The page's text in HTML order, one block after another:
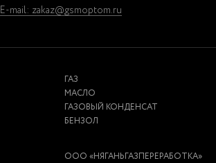
E-mail: zakaz@gsmoptom.ru
ГАЗ
МАСЛО
ГАЗОВЫЙ КОНДЕНСАТ
БЕНЗОЛ
ООО «НЯГАНЬГАЗПЕРЕРАБОТКА»